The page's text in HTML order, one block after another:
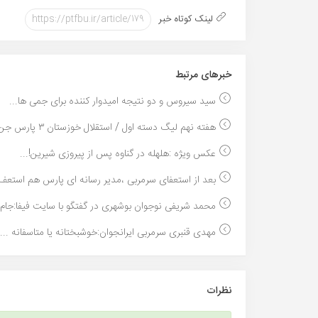
لینک کوتاه خبر
خبر‌های مرتبط
سید سیروس و دو نتیجه امیدوار کننده برای جمی ها...
هفته نهم لیگ دسته اول / استقلال خوزستان ۳ پارس جن...
عکس ویژه :هلهله در گناوه پس از پیروزی شیرین!...
بعد از استعفای سرمربی ،مدیر رسانه ای پارس هم
محمد شریفی نوجوان بوشهری در گفتگو با سایت
مهدی قنبری سرمربی ایرانجوان:خوشبختانه یا متاسفانه ...
نظرات